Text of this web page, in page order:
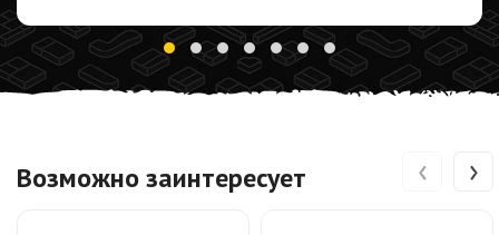
Возможно заинтересует ‹ ›